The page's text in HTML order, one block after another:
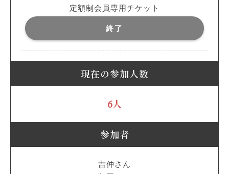
定額制会員専用チケット
終了
現在の参加人数
6人
参加者
吉仲さん